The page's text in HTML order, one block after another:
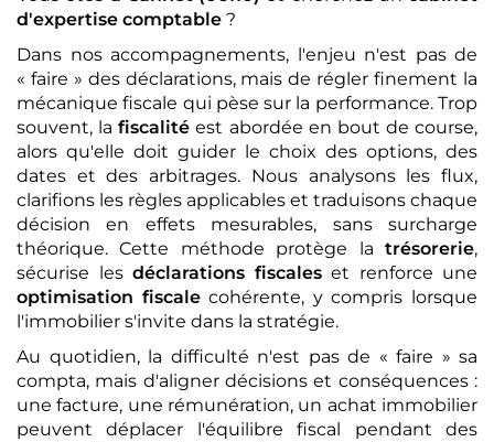
d'expertise comptable ?
Dans nos accompagnements, l'enjeu n'est pas de
« faire » des déclarations, mais de régler finement la
mécanique fiscale qui pèse sur la performance. Trop
souvent, lafiscalité est abordée en bout de course,
alors qu'elle doit guider le choix des options, des
dates et des arbitrages. Nous analysons les flux,
clarifions les règles applicables et traduisons chaque
décision en effets mesurables, sans surcharge
théorique. Cette méthode protège la trésorerie,
sécurise les déclarations fiscaleset renforce une
optimisation fiscalecohérente, y compris lorsque
l'immobilier s'invite dans la stratégie.
Au quotidien, la difficulté n'est pas de « faire » sa
compta, mais d'aligner décisions et conséquences :
une facture, une rémunération, un achat immobilier
peuvent déplacer l'équilibre fiscal pendant des